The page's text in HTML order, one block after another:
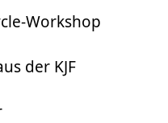
Workshop
der KJF